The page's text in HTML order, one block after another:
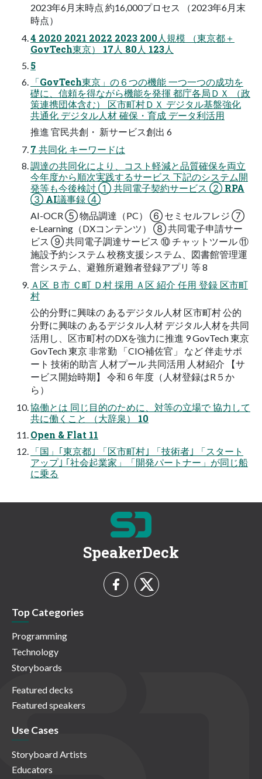
2023年6月末時点 約16,000プロセス （2023年6月末
時点）
4 2020 2021 2022 2023 200人規模 （東京都＋
GovTech東京） 17人 80人 123人
5
「GovTech東京」の６つの機能 一つ一つの成功を
礎に、信頼を得ながら機能を発揮 都庁各局ＤＸ （政
策連携団体含む） 区市町村ＤＸ デジタル基盤強化
共通化 デジタル人材 確保・育成 データ利活用
推進 官民共創・ 新サービス創出 6
7 共同化 キーワードは
調達の共同化により、コスト軽減と品質確保を両立
今年度から順次実践するサービス 下記のシステム開
発等も今後検討 ① 共同電子契約サービス ② RPA
③ AI議事録 ④
AI-OCR ⑤ 物品調達（PC） ⑥ セミセルフレジ ⑦
e-Learning（DXコンテンツ） ⑧ 共同電子申請サー
ビス ⑨ 共同電子調達サービス ⑩ チャットツール ⑪
施設予約システム 校務支援システム、図書館管理運
営システム、避難所避難者登録アプリ 等 8
Ａ区 Ｂ市 Ｃ町 Ｄ村 採用 Ａ区 紹介 任用 登録 区市町
村
公的分野に興味の あるデジタル人材 区市町村 公的
分野に興味の あるデジタル人材 デジタル人材を共同
活用し、区市町村のDXを強力に推進 9 GovTech 東京
GovTech 東京 非常勤 「CIO補佐官」 など 伴走サポ
ート 技術的助言 人材プール 共同活用 人材紹介 【サ
ービス開始時期】 令和６年度（人材登録はR５か
ら）
協働とは 同じ目的のために、対等の立場で 協力して
共に働くこと （大辞泉） 10
Open & Flat 11
「国」｢東京都｣ 「区市町村｣ 「技術者｣ 「スタート
アップ｣ ｢社会起業家」「開発パートナー」が同じ船
に乗る
SpeakerDeck
Top Categories
Programming
Technology
Storyboards
Featured decks
Featured speakers
Use Cases
Storyboard Artists
Educators